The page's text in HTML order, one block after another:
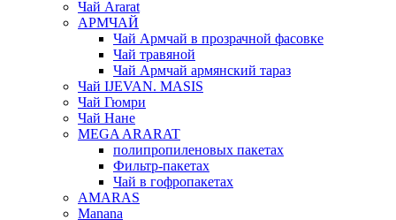
Чай Ararat
АРМЧАЙ
Чай Армчай в прозрачной фасовке
Чай травяной
Чай Армчай армянский тараз
Чай IJEVAN. MASIS
Чай Гюмри
Чай Нане
MEGA ARARAT
полипропиленовых пакетах
Фильтр-пакетах
Чай в гофропакетах
AMARAS
Manana